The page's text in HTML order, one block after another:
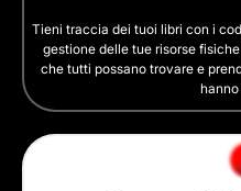
Tieni traccia dei tuoi libri con i
gestione delle tue risorse
che tutti possano trovare e